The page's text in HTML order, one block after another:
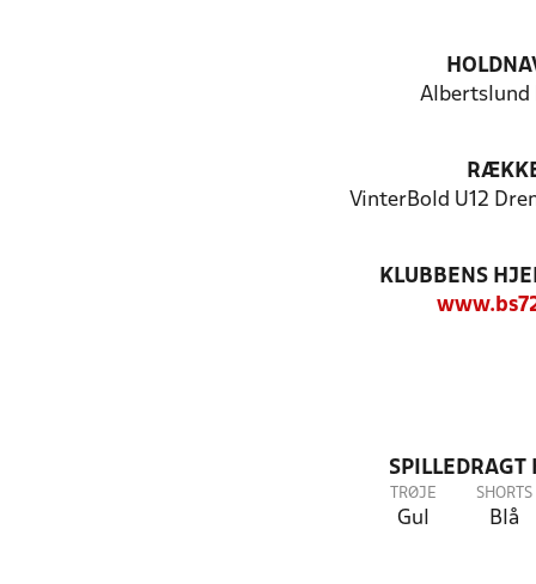
Albertslund
VinterBold U12
KLUBBENS
SPILLEDRAGT
TRØJE
Gul
SHORTS
Blå